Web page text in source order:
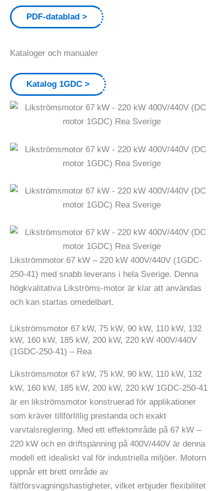
PDF-datablad
Kataloger och manualer
Katalog 1GDC
Likströmmotor 67 kW – 220 kW 400V/440V (1GDC-
250-41) med snabb leverans i hela Sverige. Denna
högkvalitativa Likströms-motor är klar att användas
och kan startas omedelbart.
Likströmsmotor 67 kW, 75 kW, 90 kW, 110 kW, 132
kW, 160 kW, 185 kW, 200 kW, 220 kW 400V/440V
(1GDC-250-41) – Rea
Likströmsmotor 67 kW, 75 kW, 90 kW, 110 kW, 132
kW, 160 kW, 185 kW, 200 kW, 220 kW 1GDC-250-41
är en likströmsmotor konstruerad för applikationer
som kräver tillförlitlig prestanda och exakt
varvtalsreglering. Med ett effektområde på 67 kW –
220 kW och en driftspänning på 400V/440V är denna
modell ett idealiskt val för industriella miljöer. Motorn
uppnår ett brett område av
fältförsvagningshastigheter, vilket erbjuder flexibilitet